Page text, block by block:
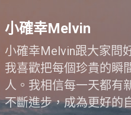
小確幸Melvin
小確幸Melvin跟大家問
我喜歡把每個珍貴的瞬
人。我相信每一天都有
不斷進步，成為更好的